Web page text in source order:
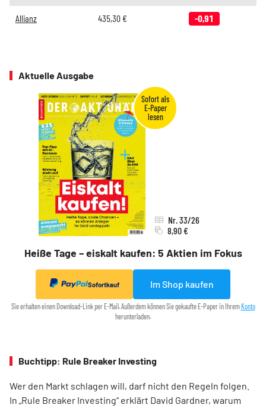
Allianz 435,30€ -0,91
Aktuelle Ausgabe
Heiße Tage – eiskalt kaufen: 5 Aktien im Fokus
Nr. 33/26
8,90 €
Sofortkauf Im Shop kaufen
Sie erhalten einen Download-Link per E-Mail. Außerdem können Sie gekaufte E-Paper in Ihrem Konto
herunterladen.
Buchtipp: Rule Breaker Investing
Wer den Markt schlagen will, darf nicht den Regeln folgen.
In „Rule Breaker Investing“ erklärt David Gardner, warum